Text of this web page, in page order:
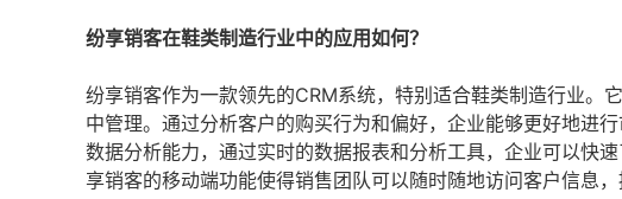
纷享销客在鞋类制造行业中的应用如何？
纷享销客作为一款领先的CRM系统，特别适合鞋类制造行业。
中管理。通过分析客户的购买行为和偏好，企业能够更好地进
数据分析能力，通过实时的数据报表和分析工具，企业可以快
享销客的移动端功能使得销售团队可以随时随地访问客户信息，